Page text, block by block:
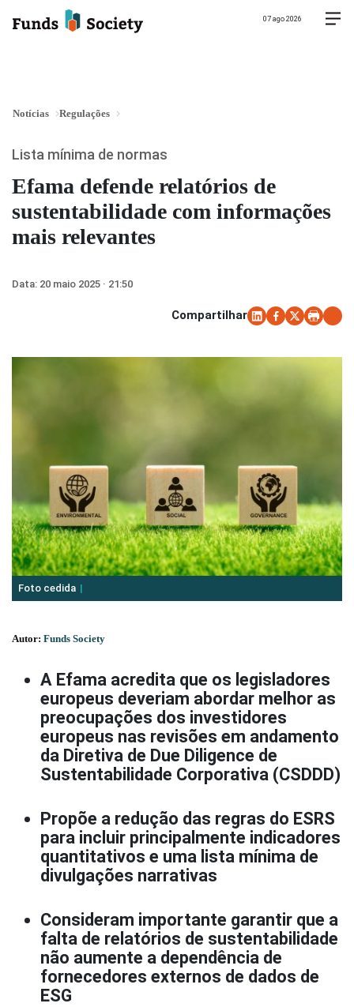
07 ago 2026
Notícias Regulações
Efama defende relatórios de
sustentabilidade com informações
mais relevantes
Lista mínima de normas
Data: 20 maio 2025 · 21:50
Compartilhar
Foto cedida
Autor: Funds Society
A Efama acredita que os legisladores
europeus deveriam abordar melhor as
preocupações dos investidores
europeus nas revisões em andamento
da Diretiva de Due Diligence de
Sustentabilidade Corporativa (CSDDD)
Propõe a redução das regras do ESRS
para incluir principalmente indicadores
quantitativos e uma lista mínima de
divulgações narrativas
Consideram importante garantir que a
falta de relatórios de sustentabilidade
não aumente a dependência de
fornecedores externos de dados de
ESG